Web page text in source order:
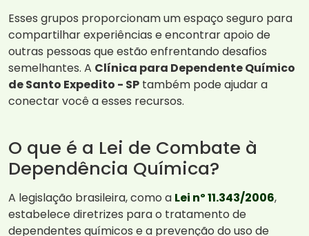
Esses grupos proporcionam um espaço seguro para
compartilhar experiências e encontrar apoio de
outras pessoas que estão enfrentando desafios
semelhantes. A Clínica para Dependente Químico
de Santo Expedito - SP também pode ajudar a
conectar você a esses recursos.
O que é a Lei de Combate à
Dependência Química?
A legislação brasileira, como a Lei nº 11.343/2006,
estabelece diretrizes para o tratamento de
dependentes químicos e a prevenção do uso de